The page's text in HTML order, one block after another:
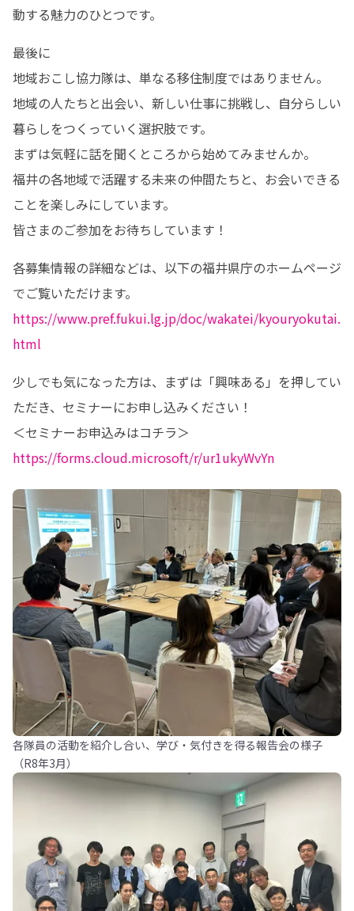
動する魅力のひとつです。
最後に
地域おこし協力隊は、単なる移住制度ではありません。
地域の人たちと出会い、新しい仕事に挑戦し、自分らしい
暮らしをつくっていく選択肢です。
まずは気軽に話を聞くところから始めてみませんか。
福井の各地域で活躍する未来の仲間たちと、お会いできる
ことを楽しみにしています。
皆さまのご参加をお待ちしています！
各募集情報の詳細などは、以下の福井県庁のホームページ
https://www.pref.fukui.lg.jp/doc/wakatei/kyouryokutai.
html
少しでも気になった方は、まずは「興味ある」を押してい
ただき、セミナーにお申し込みください！
https://forms.cloud.microsoft/r/ur1ukyWvYn
各隊員の活動を紹介し合い、学び・気付きを得る報告会の様子
（R8年3月）